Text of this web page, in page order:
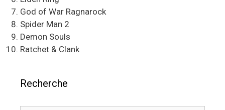
God of War Ragnarock
Spider Man 2
Demon Souls
Ratchet & Clank
Recherche